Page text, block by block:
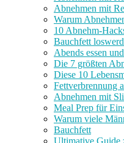
Abnehmen mit
Warum
10 Abnehm-
Bauchfett
Abends essen
Die 7 größten
Diese 10
Fettverbrennung
Abnehmen mit
Meal Prep für
Warum viele
Bauchfett
Ultimative Guide